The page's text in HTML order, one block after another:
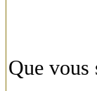
Que vous